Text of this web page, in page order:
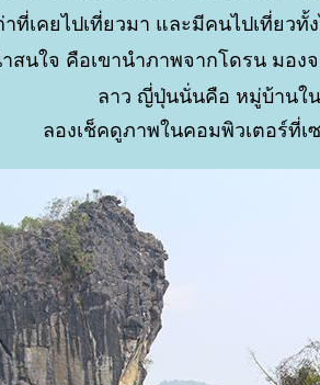
าที่เคยไปเที่ยวมา และมีคนไปเที่ย
สนใจ คือเขานำภาพจากโดรน มอง
ลาว ญี่ปุ่นนั่นคือ หมู่บ้านใ
ลองเช็คดูภาพในคอมพิวเตอร์ที่